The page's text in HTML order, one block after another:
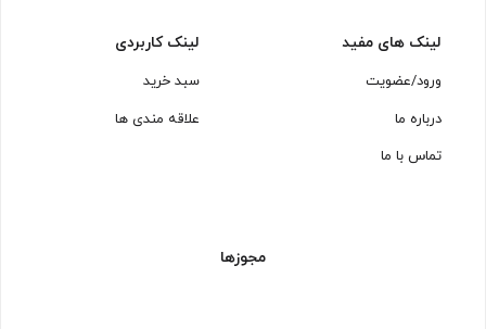
لینک های مفید
ورود/عضویت
درباره ما
تماس با ما
لینک کاربردی
سبد خرید
علاقه مندی ها
مجوزها